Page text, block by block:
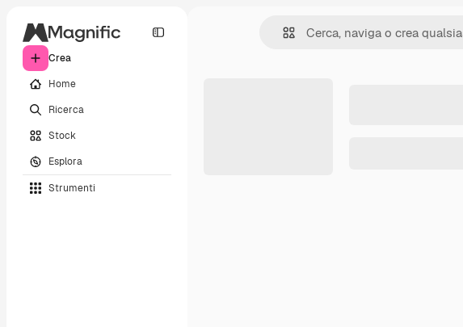
Crea
Home
Ricerca
Stock
Esplora
Strumenti